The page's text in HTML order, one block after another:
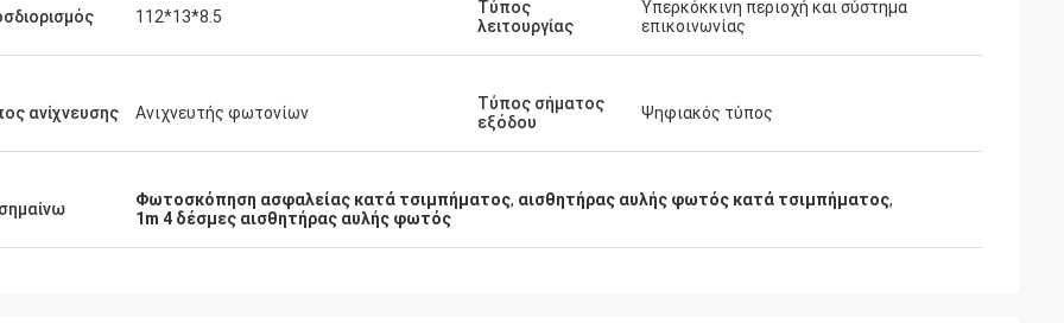
όλα πήγαν καλά.τους
για τα επόμενα 10 χρόνια
112*13*8.5
Τύπος
λειτουργίας
Υπερκόκκινη περιοχή και σύστημα
επικοινωνίας
ανίχνευσης Ανιχνευτής φωτονίων
Τύπος σήματος
εξόδου
Ψηφιακός τύπος
Φωτοσκόπηση ασφαλείας κατά τσιμπήματος, αισθητήρας αυλής φωτός κατά τσιμπήματος,
1m 4 δέσμες αισθητήρας αυλής φωτός